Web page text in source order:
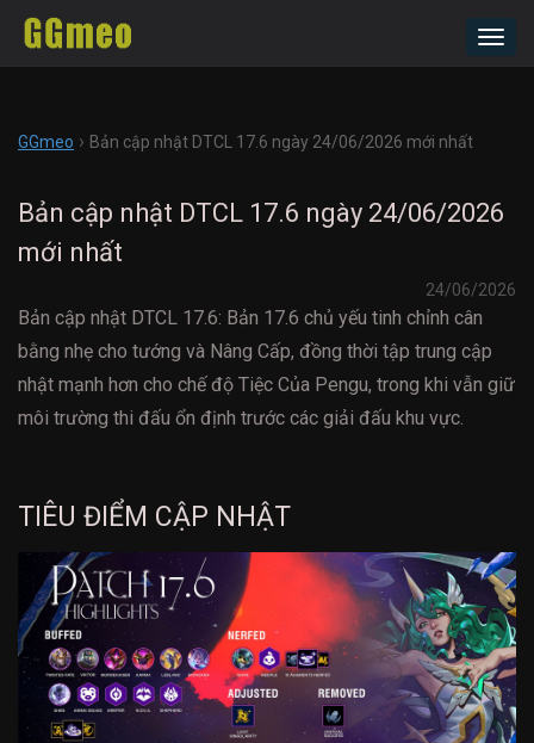
GGmeo › Bản cập nhật DTCL 17.6 ngày 24/06/2026 mới nhất
Bản cập nhật DTCL 17.6 ngày 24/06/2026
mới nhất
24/06/2026
Bản cập nhật DTCL 17.6: Bản 17.6 chủ yếu tinh chỉnh cân
bằng nhẹ cho tướng và Nâng Cấp, đồng thời tập trung cập
nhật mạnh hơn cho chế độ Tiệc Của Pengu, trong khi vẫn giữ
môi trường thi đấu ổn định trước các giải đấu khu vực.
TIÊU ĐIỂM CẬP NHẬT